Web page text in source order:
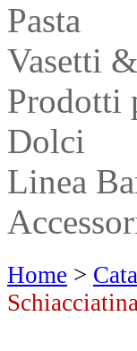
Pasta
Vasetti
Prodotti
Dolci
Linea
Home >